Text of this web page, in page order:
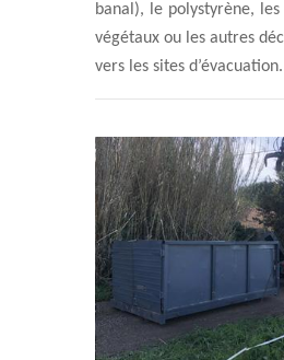
banal), le polystyrène,
végétaux ou les autres
vers les sites